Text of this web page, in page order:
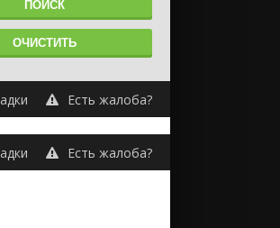
Есть жалоба?
Есть жалоба?